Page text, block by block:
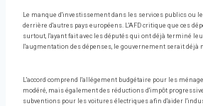
Le manque d'investissement dans les services publics ou
derrière d'autres pays européens. L'AFD critique que ces
surtout, l'ayant fait avec les députés qui ont déjà terminé
l'augmentation des dépenses, le gouvernement serait déjà
L'accord comprend l'allégement budgétaire pour les
modéré, mais également des réductions d'impôt
subventions pour les voitures électriques afin d'aider